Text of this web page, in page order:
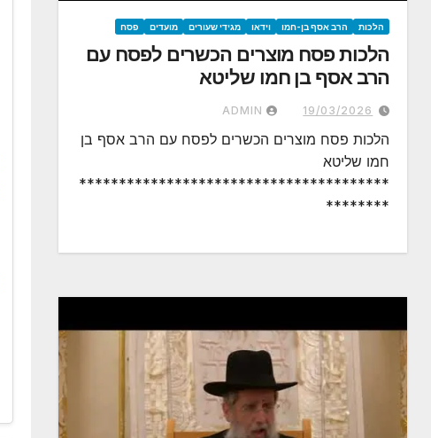
הלכות הרב אסף בן-חמו וידאו מגידי שעורים מועדים פסח
הלכות פסח מוצרים הכשרים לפסח עם
הרב אסף בן חמו שליטא
19/03/2026
ADMIN
הלכות פסח מוצרים הכשרים לפסח עם הרב אסף בן
חמו שליטא
***************************************
********